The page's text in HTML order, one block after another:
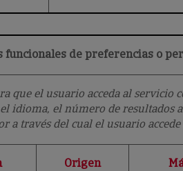
funcionales de preferencias o
el usuario acceda al servicio
idioma, el número de resultados
través del cual el usuario
Origen